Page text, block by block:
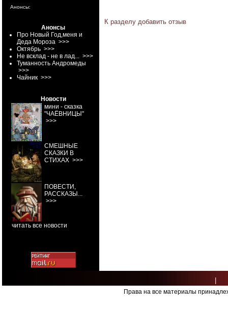
Анонсы:
Анонсы
Про Новый Год,меня и
Деда Мороза >>>
Октябрь >>>
Не всклад - не в лад... >>>
Туманность Андромеды
>>>
Чайник >>>
Новости
мини - сказка
"ЧАЁВНИЦЫ"
>>>
СМЕШНЫЕ
СКАЗКИ В
СТИХАХ >>>
ПОВЕСТИ,
РАССКАЗЫ...
>>>
читать все новости
К разделу добавить отзыв
Права на все материалы